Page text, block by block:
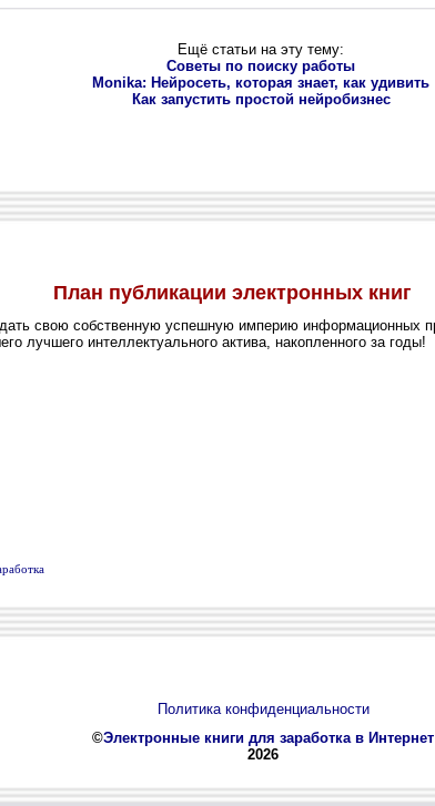
Ещё статьи на эту тему:
Советы по поиску работы
Monika: Нейросеть, которая знает, как удивить
Как запустить простой нейробизнес
Политика конфиденциальности
©Электронные книги для заработка в Интернет
2026